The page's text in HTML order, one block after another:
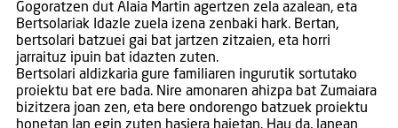
Gogoratzen dut Alaia Martin agertzen zela azalean, eta
Bertsolariak Idazle zuela izena zenbaki hark. Bertan,
bertsolari batzuei gai bat jartzen zitzaien, eta horri
jarraituz ipuin bat idazten zuten.
Bertsolari aldizkaria gure familiaren ingurutik sortutako
proiektu bat ere bada. Nire amonaren ahizpa bat Zumaiara
bizitzera joan zen, eta bere ondorengo batzuek proiektu